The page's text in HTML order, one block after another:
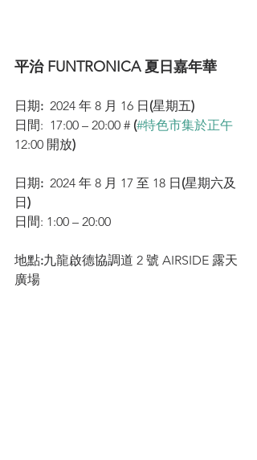
平治 FUNTRONICA 夏日嘉年華
日期: 2024 年 8 月 16 日 (星期五)
日間:  17:00 – 20:00 # (#特色市集於正午
12:00 開放)
日期: 2024 年 8 月 17 至 18 日 (星期六及
日 )
日間: 1:00 – 20:00
地點:九龍啟德協調道 2 號 AIRSIDE 露天
廣場